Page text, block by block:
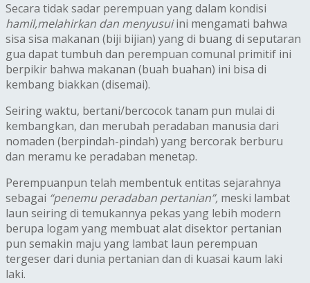
Secara tidak sadar perempuan yang dalam kondisi
hamil,melahirkan dan menyusuiini mengamati bahwa
sisa sisa makanan (biji bijian) yang di buang di seputaran
gua dapat tumbuh dan perempuan comunal primitif ini
berpikir bahwa makanan (buah buahan) ini bisa di
kembang biakkan (disemai).
Seiring waktu, bertani/bercocok tanam pun mulai di
kembangkan, dan merubah peradaban manusia dari
nomaden (berpindah-pindah) yang bercorak berburu
dan meramu ke peradaban menetap.
Perempuanpun telah membentuk entitas sejarahnya
sebagai “penemu peradaban pertanian”, meski lambat
laun seiring di temukannya pekas yang lebih modern
berupa logam yang membuat alat disektor pertanian
pun semakin maju yang lambat laun perempuan
tergeser dari dunia pertanian dan di kuasai kaum laki
laki.